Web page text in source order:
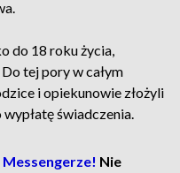
do 18 roku życia,
tej pory w całym
i opiekunowie złożyli
świadczenia.
Messengerze! Nie